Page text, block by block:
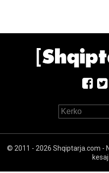
© 2011 - 2026 Shqiptarja.com -